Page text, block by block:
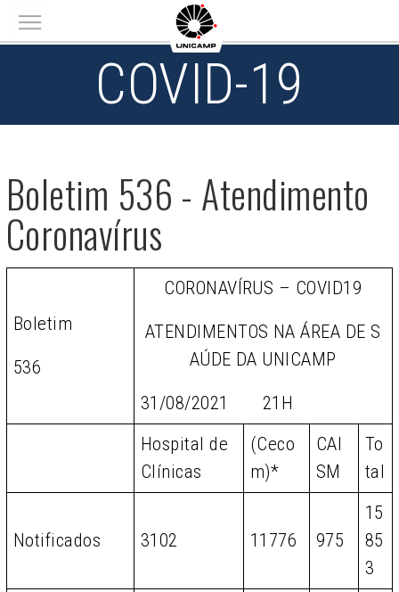
Main menu
COVID-19
Boletim 536 - Atendimento
Coronavírus
Boletim
536
CORONAVÍRUS – COVID19
ATENDIMENTOS NA ÁREA DE S
AÚDE DA UNICAMP
31/08/2021 21H
Hospital de
Clínicas
(Ceco
m)*
CAI
SM
To
tal
Notificados 3102 11776 975
15
85
3